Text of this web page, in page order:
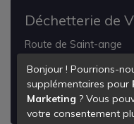
Déchetterie de
Route de Saint-ange
Voulx
Voir les détails de la
Bonjour ! Pourrions-
supplémentaires pour
Marketing ? Vous
votre consentement